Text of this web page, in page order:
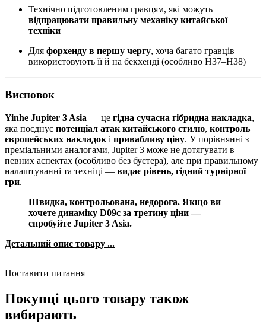
Технічно підготовленим гравцям, які можуть
відпрацювати правильну механіку китайської
техніки
Для форхенду в першу чергу, хоча багато гравців
використовують її й на бекхенді (особливо H37–H38)
Висновок
Yinhe Jupiter 3 Asia — це гідна сучасна гібридна накладка,
яка поєднує потенціал атак китайського стилю, контроль
європейських накладок і привабливу ціну. У порівнянні з
преміальними аналогами, Jupiter 3 може не дотягувати в
певних аспектах (особливо без бустера), але при правильному
налаштуванні та техніці — видає рівень, гідний турнірної
гри.
Швидка, контрольована, недорога. Якщо ви
хочете динаміку D09c за третину ціни —
спробуйте Jupiter 3 Asia.
Детальний опис товару ...
Поставити питання
Покупці цього товару також
вибирають